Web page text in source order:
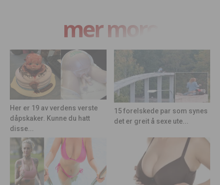
mer moro
Her er 19 av verdens verste
dåpskaker. Kunne du hatt
disse...
15 forelskede par som synes
det er greit å sexe ute...